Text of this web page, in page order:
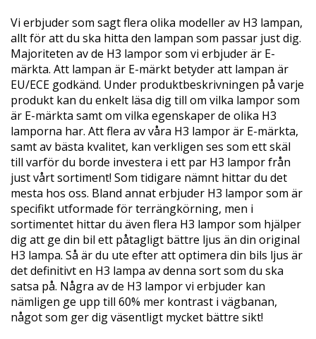
Vi erbjuder som sagt flera olika modeller av H3 lampan,
allt för att du ska hitta den lampan som passar just dig.
Majoriteten av de H3 lampor som vi erbjuder är E-
märkta. Att lampan är E-märkt betyder att lampan är
EU/ECE godkänd. Under produktbeskrivningen på varje
produkt kan du enkelt läsa dig till om vilka lampor som
är E-märkta samt om vilka egenskaper de olika H3
lamporna har. Att flera av våra H3 lampor är E-märkta,
samt av bästa kvalitet, kan verkligen ses som ett skäl
till varför du borde investera i ett par H3 lampor från
just vårt sortiment! Som tidigare nämnt hittar du det
mesta hos oss. Bland annat erbjuder H3 lampor som är
specifikt utformade för terrängkörning, men i
sortimentet hittar du även flera H3 lampor som hjälper
dig att ge din bil ett påtagligt bättre ljus än din original
H3 lampa. Så är du ute efter att optimera din bils ljus är
det definitivt en H3 lampa av denna sort som du ska
satsa på. Några av de H3 lampor vi erbjuder kan
nämligen ge upp till 60% mer kontrast i vägbanan,
något som ger dig väsentligt mycket bättre sikt!